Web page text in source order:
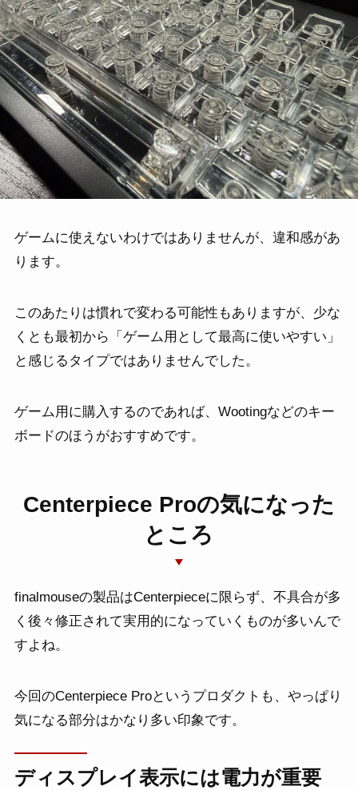
ゲームに使えないわけではありませんが、違和感があ
ります。
このあたりは慣れで変わる可能性もありますが、少な
くとも最初から「ゲーム用として最高に使いやすい」
と感じるタイプではありませんでした。
ゲーム用に購入するのであれば、Wootingなどのキー
ボードのほうがおすすめです。
Centerpiece Proの気になった
ところ
finalmouseの製品はCenterpieceに限らず、不具合が多
く後々修正されて実用的になっていくものが多いんで
すよね。
今回のCenterpiece Proというプロダクトも、やっぱり
気になる部分はかなり多い印象です。
ディスプレイ表示には電力が重要